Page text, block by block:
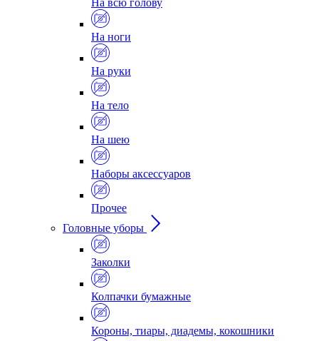
На всю голову
На ноги
На руки
На тело
На шею
Наборы аксессуаров
Прочее
Головные уборы
Заколки
Колпачки бумажные
Короны, тиары, диадемы, кокошники